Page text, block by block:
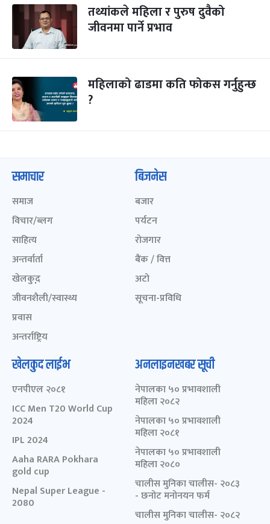
तथ्यांकले महिला र पुरुष दुवैको
जीवनमा पार्ने प्रभाव
महिलाको ढाडमा कति फोकस गर्नुहुन्छ
?
समाचार
समाज
विचार/ब्लग
साहित्य
अन्तर्वार्ता
खेलकुद़़
जीवनशैली/स्वास्थ्य
प्रवास
अन्तर्राष्ट्रिय
बिजनेस
बजार
पर्यटन
रोजगार
बैंक / वित्त
अटो
सूचना-प्रविधि
खेलकुद लाईभ
एनपीएल २०८१
ICC Men T20 World Cup
2024
IPL 2024
Aaha RARA Pokhara
gold cup
Nepal Super League -
2080
अनलाइनखबर सूची
नेपालका ५० प्रभावशाली
महिला २०८२
नेपालका ५० प्रभावशाली
महिला २०८१
नेपालका ५० प्रभावशाली
महिला २०८०
चालीस मुनिका चालीस- २०८३
- छनोट मनोनयन फर्म
चालीस मुनिका चालीस- २०८२